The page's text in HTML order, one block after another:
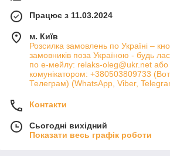
Працює з 11.03.2024
м. Київ
Розсилка замовлень по Україні –
замовників поза Україною - будь
по е-мейлу: relaks-oleg@ukr.net
комунікатором: +380503809733
Телеграм) (WhatsApp, Viber,
Контакти
Сьогодні вихідний
Показати весь графік роботи